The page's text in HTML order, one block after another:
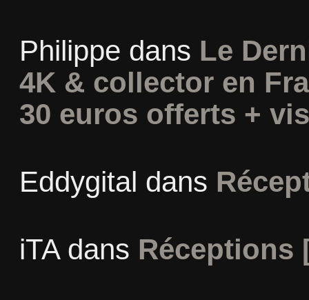
Philippe dans Le
4K & collector en
30 euros offerts +
Eddygital dans
iTAdans Réceptions